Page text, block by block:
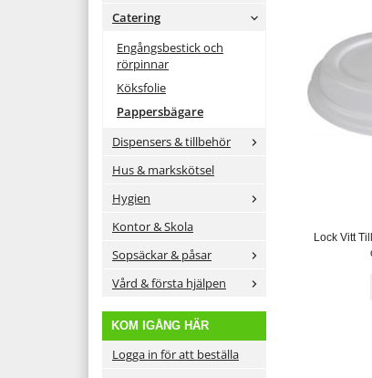
Catering
Engångsbestick och
rörpinnar
Köksfolie
Pappersbägare
Dispensers & tillbehör
Hus & markskötsel
Hygien
Kontor & Skola
Sopsäckar & påsar
Vård & första hjälpen
KOM IGÅNG HÄR
Logga in för att beställa
Lock Vitt